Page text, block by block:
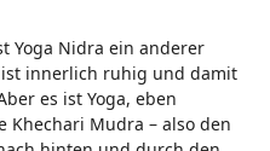
Yoga Nidra ein anderer
ist innerlich ruhig und damit
es ist Yoga, eben
Mudra – also den